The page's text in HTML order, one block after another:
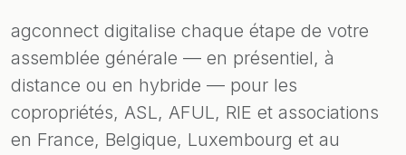
agconnect digitalise chaque étape de votre
assemblée générale — en présentiel, à
distance ou en hybride — pour les
copropriétés, ASL, AFUL, RIE et associations
en France, Belgique, Luxembourg et au